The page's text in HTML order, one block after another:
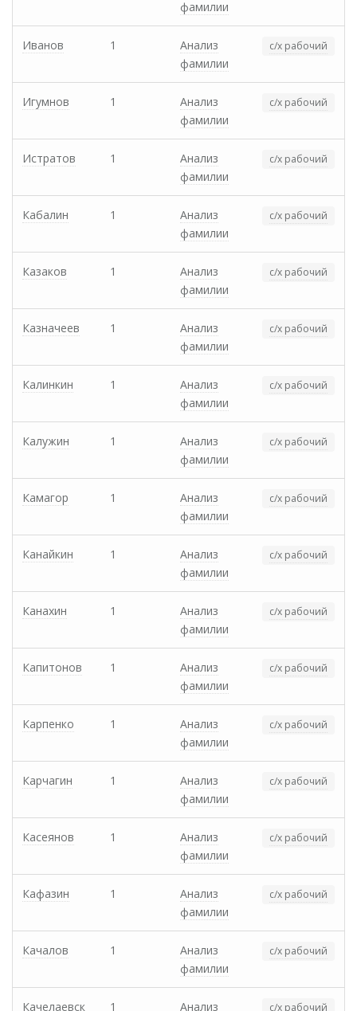
фамилии
Иванов 1
Анализ
фамилии
с/х рабочий
Игумнов 1
Анализ
фамилии
с/х рабочий
Истратов 1
Анализ
фамилии
с/х рабочий
Кабалин 1
Анализ
фамилии
с/х рабочий
Казаков 1
Анализ
фамилии
с/х рабочий
Казначеев 1
Анализ
фамилии
с/х рабочий
Калинкин 1
Анализ
фамилии
с/х рабочий
Калужин 1
Анализ
фамилии
с/х рабочий
Камагор 1
Анализ
фамилии
с/х рабочий
Канайкин 1
Анализ
фамилии
с/х рабочий
Канахин 1
Анализ
фамилии
с/х рабочий
Капитонов 1
Анализ
фамилии
с/х рабочий
Карпенко 1
Анализ
фамилии
с/х рабочий
Карчагин 1
Анализ
фамилии
с/х рабочий
Касеянов 1
Анализ
фамилии
с/х рабочий
Кафазин 1
Анализ
фамилии
с/х рабочий
Качалов 1
Анализ
фамилии
с/х рабочий
Качелаевск
1
Анализ
с/х рабочий